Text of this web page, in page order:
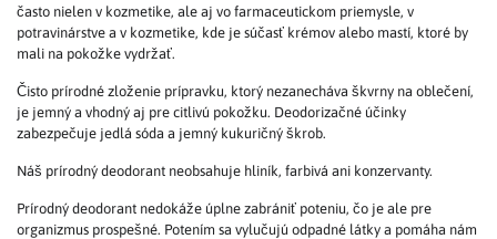
často nielen v kozmetike, ale aj vo farmaceutickom priemysle, v
potravinárstve a v kozmetike, kde je súčasť krémov alebo mastí, ktoré by
mali na pokožke vydržať.
Čisto prírodné zloženie prípravku, ktorý nezanecháva škvrny na oblečení,
je jemný a vhodný aj pre citlivú pokožku. Deodorizačné účinky
zabezpečuje jedlá sóda a jemný kukuričný škrob.
Náš prírodný deodorant neobsahuje hliník, farbivá ani konzervanty.
Prírodný deodorant nedokáže úplne zabrániť poteniu, čo je ale pre
organizmus prospešné. Potením sa vylučujú odpadné látky a pomáha nám